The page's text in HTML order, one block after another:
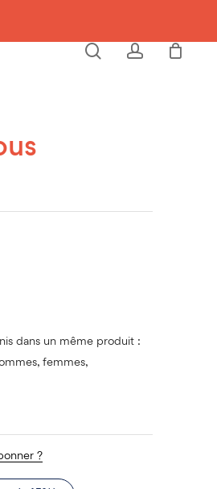
searchaccount
Cart
dans un même produit :
femmes,
?